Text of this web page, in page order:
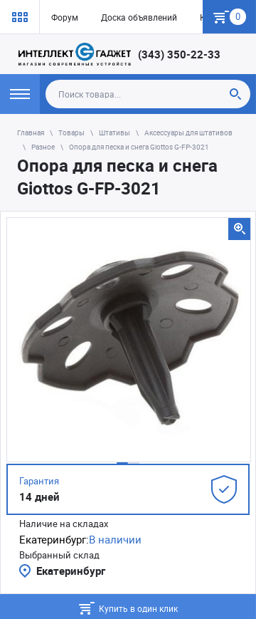
Форум Доска объявлений Как купить
0
(343) 350-22-33
Главная Товары Штативы
Аксессуары для штативов
Разное
Опора для песка и снега Giottos G-FP-3021
Опора для песка и снега
Giottos G-FP-3021
Гарантия
14 дней
Наличие на складах
Екатеринбург:В наличии
Выбранный склад
Екатеринбург
Купить в один клик